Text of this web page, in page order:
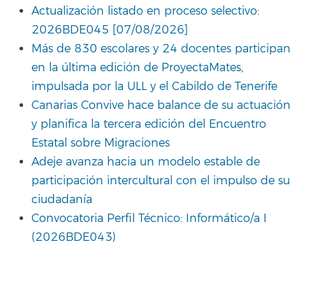
Actualización listado en proceso selectivo:
2026BDE045 [07/08/2026]
Más de 830 escolares y 24 docentes participan
en la última edición de ProyectaMates,
impulsada por la ULL y el Cabildo de Tenerife
Canarias Convive hace balance de su actuación
y planifica la tercera edición del Encuentro
Estatal sobre Migraciones
Adeje avanza hacia un modelo estable de
participación intercultural con el impulso de su
ciudadanía
Convocatoria Perfil Técnico: Informático/a I
(2026BDE043)